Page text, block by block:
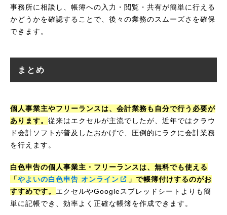
事務所に相談し、帳簿への入力・閲覧・共有が簡単に行える
かどうかを確認することで、後々の業務のスムーズさを確保
できます。
まとめ
個人事業主やフリーランスは、会計業務も自分で行う必要が
あります。 従来はエクセルが主流でしたが、近年ではクラウ
ド会計ソフトが普及したおかげで、圧倒的にラクに会計業務
を行えます。
白色申告の個人事業主・フリーランスは、無料でも使える
「やよいの白色申告 オンライン
」で帳簿付けするのがお
すすめです。 エクセルやGoogleスプレッドシートよりも簡
単に記帳でき、効率よく正確な帳簿を作成できます。